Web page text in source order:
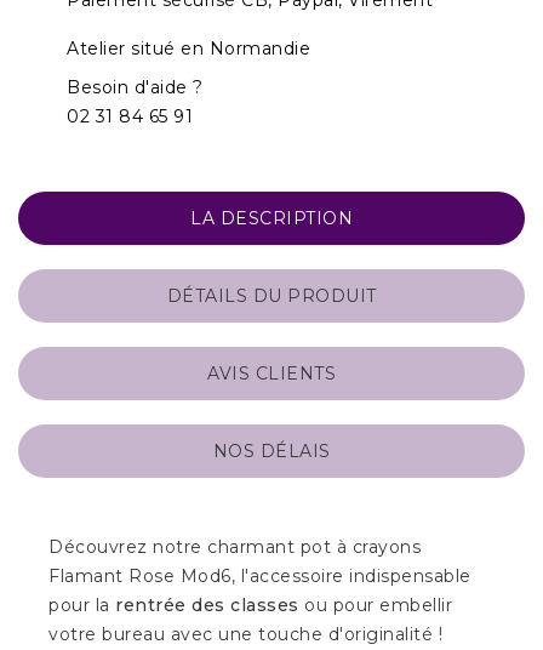
Atelier situé en Normandie
Besoin d'aide ?
02 31 84 65 91
LA DESCRIPTION
DÉTAILS DU PRODUIT
AVIS CLIENTS
NOS DÉLAIS
Découvrez notre charmant pot à crayons
Flamant Rose Mod6, l'accessoire indispensable
pour la rentrée des classes ou pour embellir
votre bureau avec une touche d'originalité !